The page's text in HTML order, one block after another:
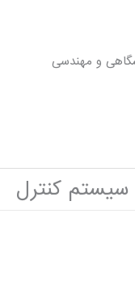
و مهندسی
سیستم کنترل